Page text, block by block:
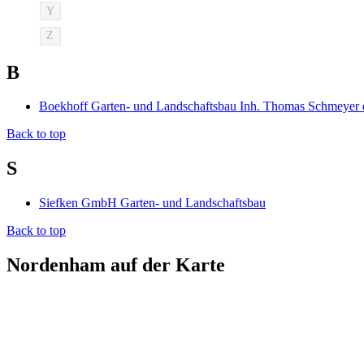
Y
Z
B
Boekhoff Garten- und Landschaftsbau Inh. Thomas Schmeyer
Back to top
S
Siefken GmbH Garten- und Landschaftsbau
Back to top
Nordenham auf der Karte